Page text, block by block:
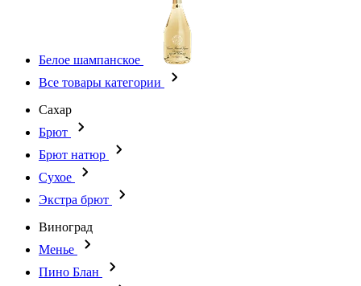
Белое шампанское
Все товары категории
Сахар
Брют
Брют натюр
Сухое
Экстра брют
Виноград
Менье
Пино Блан